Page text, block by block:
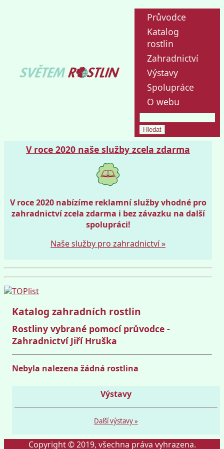
Průvodce
Katalog
rostlin
Zahradnictví
Výstavy
Spolupráce
O webu
V roce 2020 naše služby zcela zdarma
V roce 2020 nabízíme reklamní služby vhodné pro
zahradnictví zcela zdarma i bez závazku na další
spolupráci!
Naše služby pro zahradnictví »
Katalog zahradních rostlin
Rostliny vybrané pomocí průvodce -
Zahradnictví Jiří Hruška
Nebyla nalezena žádná rostlina
Výstavy
Další výstavy »
Copyright © 2019, všechna práva vyhrazena.